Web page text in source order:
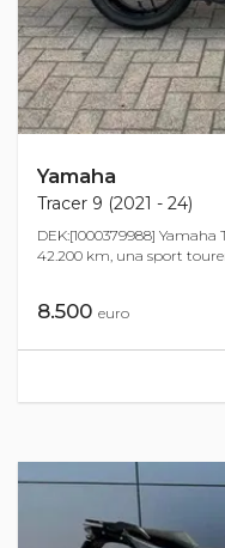
Yamaha
Tracer 9 (2021 - 24)
DEK:[1000379988]
42.200 km, una sport tourer
8.500 euro